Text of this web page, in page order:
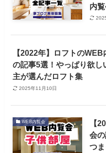
内
【2022年】ロフトのWEB
の記事5選！やっぱり欲し
主が選んだロフト集
2025年11月10日
WEB内覧会
【
会
つ